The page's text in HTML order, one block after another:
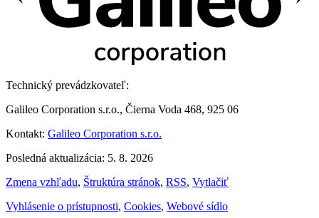
Technický prevádzkovateľ:
Galileo Corporation s.r.o., Čierna Voda 468, 925 06
Kontakt: Galileo Corporation s.r.o.
Posledná aktualizácia: 5. 8. 2026
Zmena vzhľadu, Štruktúra stránok, RSS, Vytlačiť
Vyhlásenie o prístupnosti, Cookies, Webové sídlo